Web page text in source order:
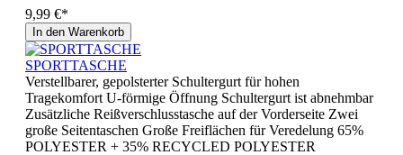
9,99 €*
In den Warenkorb
SPORTTASCHE
Verstellbarer, gepolsterter Schultergurt für hohen
Tragekomfort U-förmige Öffnung Schultergurt ist abnehmbar
Zusätzliche Reißverschlusstasche auf der Vorderseite Zwei
große Seitentaschen Große Freiflächen für Veredelung 65%
POLYESTER + 35% RECYCLED POLYESTER